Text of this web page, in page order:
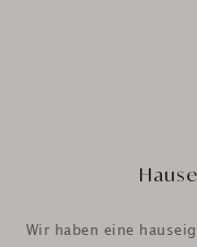
Wir haben eine